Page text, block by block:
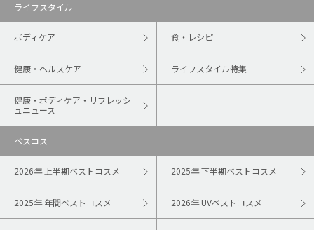
ライフスタイル
ボディケア 食・レシピ
健康・ヘルスケア ライフスタイル特集
健康・ボディケア・リフレッシ
ュニュース
ベスコス
2026年 上半期ベストコスメ 2025年 下半期ベストコスメ
2025年 年間ベストコスメ 2026年 UVベストコスメ